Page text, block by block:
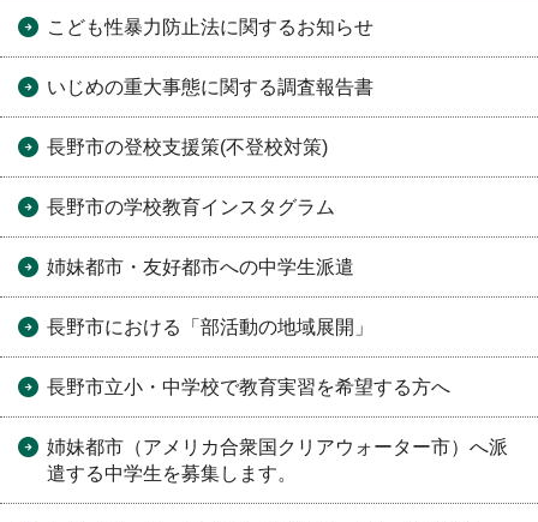
こども性暴力防止法に関するお知らせ
いじめの重大事態に関する調査報告書
長野市の登校支援策(不登校対策)
長野市の学校教育インスタグラム
姉妹都市・友好都市への中学生派遣
長野市における「部活動の地域展開」
長野市立小・中学校で教育実習を希望する方へ
姉妹都市（アメリカ合衆国クリアウォーター市）へ派
遣する中学生を募集します。